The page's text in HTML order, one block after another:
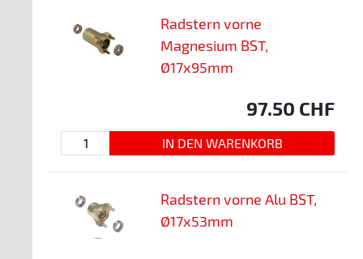
Radstern vorne
Magnesium BST,
Ø17x95mm
97.50 CHF
Radstern vorne Alu BST,
Ø17x53mm